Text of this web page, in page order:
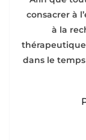
consacrer à
à la
dans le